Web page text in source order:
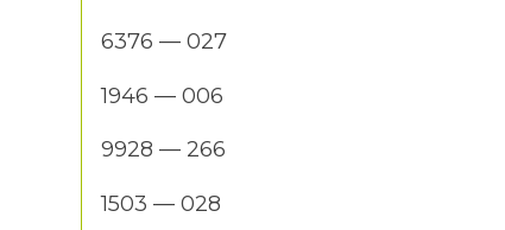
6376 — 027
1946 — 006
9928 — 266
1503 — 028